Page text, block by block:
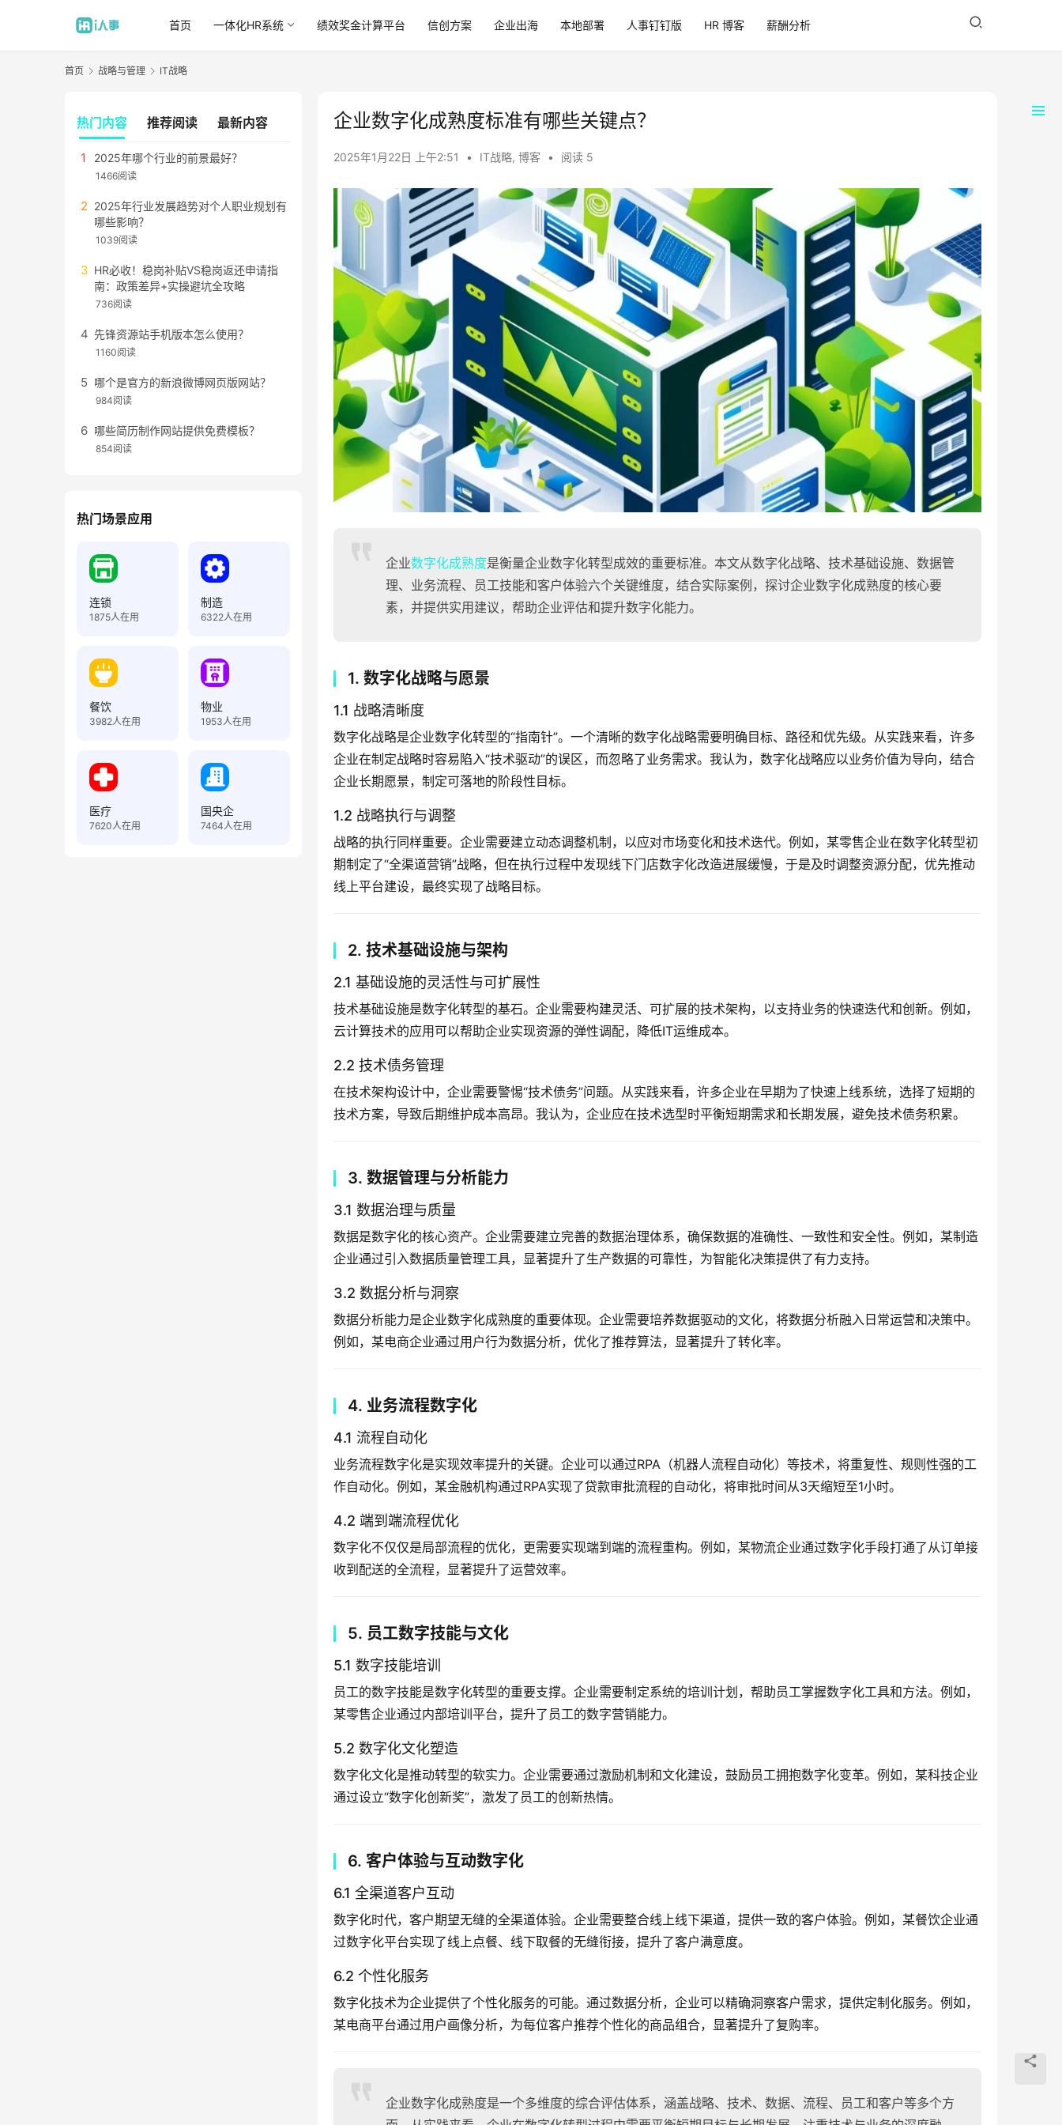
首页 一体化HR系统 绩效奖金计算平台 信创方案 企业出海 本地部署 人事钉钉版 HR 博客 薪酬分析
首页 战略与管理 IT战略
企业数字化成熟度标准有哪些关键点？
2025年1月22日 上午2:51 • IT战略, 博客 • 阅读 5
企业数字化成熟度是衡量企业数字化转型成效的重要标准。本文从数字化战略、技术基础设施、数据管
理、业务流程、员工技能和客户体验六个关键维度，结合实际案例，探讨企业数字化成熟度的核心要
素，并提供实用建议，帮助企业评估和提升数字化能力。
1. 数字化战略与愿景
1.1 战略清晰度
数字化战略是企业数字化转型的“指南针”。一个清晰的数字化战略需要明确目标、路径和优先级。从实践来看，许多
企业在制定战略时容易陷入“技术驱动”的误区，而忽略了业务需求。我认为，数字化战略应以业务价值为导向，结合
企业长期愿景，制定可落地的阶段性目标。
1.2 战略执行与调整
战略的执行同样重要。企业需要建立动态调整机制，以应对市场变化和技术迭代。例如，某零售企业在数字化转型初
期制定了“全渠道营销”战略，但在执行过程中发现线下门店数字化改造进展缓慢，于是及时调整资源分配，优先推动
线上平台建设，最终实现了战略目标。
2. 技术基础设施与架构
2.1 基础设施的灵活性与可扩展性
技术基础设施是数字化转型的基石。企业需要构建灵活、可扩展的技术架构，以支持业务的快速迭代和创新。例如，
云计算技术的应用可以帮助企业实现资源的弹性调配，降低IT运维成本。
2.2 技术债务管理
在技术架构设计中，企业需要警惕“技术债务”问题。从实践来看，许多企业在早期为了快速上线系统，选择了短期的
技术方案，导致后期维护成本高昂。我认为，企业应在技术选型时平衡短期需求和长期发展，避免技术债务积累。
3. 数据管理与分析能力
3.1 数据治理与质量
数据是数字化的核心资产。企业需要建立完善的数据治理体系，确保数据的准确性、一致性和安全性。例如，某制造
企业通过引入数据质量管理工具，显著提升了生产数据的可靠性，为智能化决策提供了有力支持。
3.2 数据分析与洞察
数据分析能力是企业数字化成熟度的重要体现。企业需要培养数据驱动的文化，将数据分析融入日常运营和决策中。
例如，某电商企业通过用户行为数据分析，优化了推荐算法，显著提升了转化率。
4. 业务流程数字化
4.1 流程自动化
业务流程数字化是实现效率提升的关键。企业可以通过RPA（机器人流程自动化）等技术，将重复性、规则性强的工
作自动化。例如，某金融机构通过RPA实现了贷款审批流程的自动化，将审批时间从3天缩短至1小时。
4.2 端到端流程优化
数字化不仅仅是局部流程的优化，更需要实现端到端的流程重构。例如，某物流企业通过数字化手段打通了从订单接
收到配送的全流程，显著提升了运营效率。
5. 员工数字技能与文化
5.1 数字技能培训
员工的数字技能是数字化转型的重要支撑。企业需要制定系统的培训计划，帮助员工掌握数字化工具和方法。例如，
某零售企业通过内部培训平台，提升了员工的数字营销能力。
5.2 数字化文化塑造
数字化文化是推动转型的软实力。企业需要通过激励机制和文化建设，鼓励员工拥抱数字化变革。例如，某科技企业
通过设立“数字化创新奖”，激发了员工的创新热情。
6. 客户体验与互动数字化
6.1 全渠道客户互动
数字化时代，客户期望无缝的全渠道体验。企业需要整合线上线下渠道，提供一致的客户体验。例如，某餐饮企业通
过数字化平台实现了线上点餐、线下取餐的无缝衔接，提升了客户满意度。
6.2 个性化服务
数字化技术为企业提供了个性化服务的可能。通过数据分析，企业可以精确洞察客户需求，提供定制化服务。例如，
某电商平台通过用户画像分析，为每位客户推荐个性化的商品组合，显著提升了复购率。
企业数字化成熟度是一个多维度的综合评估体系，涵盖战略、技术、数据、流程、员工和客户等多个方
热门内容 推荐阅读 最新内容
2025年哪个行业的前景最好？
1466阅读
2025年行业发展趋势对个人职业规划有
哪些影响？
1039阅读
HR必收！稳岗补贴VS稳岗返还申请指
南：政策差异+实操避坑全攻略
736阅读
先锋资源站手机版本怎么使用？
1160阅读
哪个是官方的新浪微博网页版网站？
984阅读
哪些简历制作网站提供免费模板？
854阅读
热门场景应用
连锁
1875人在用
制造
6322人在用
餐饮
3982人在用
物业
1953人在用
医疗
7620人在用
国央企
7464人在用